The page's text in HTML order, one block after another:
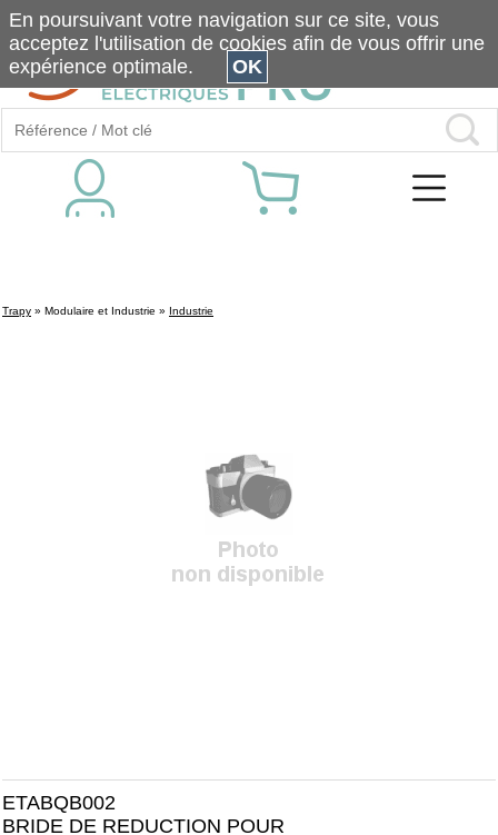
Trapy » Modulaire et Industrie » Industrie
ETABQB002
BRIDE DE REDUCTION POUR
En poursuivant votre navigation sur ce site, vous
acceptez l'utilisation de cookies afin de vous offrir une
expérience optimale.
OK